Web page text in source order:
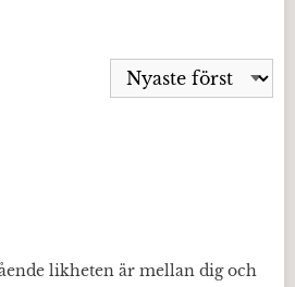
likheten är mellan dig och